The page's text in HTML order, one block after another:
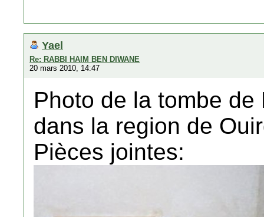
Yael
Re: RABBI HAIM BEN DIWANE
20 mars 2010, 14:47
Photo de la tombe
dans la region de
Pièces jointes: